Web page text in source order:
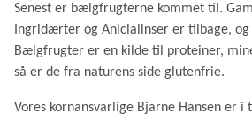
Senest er bælgfrugterne kommet til.
Ingridærter og Anicialinser er tilbage, og
Bælgfrugter er en kilde til proteiner,
så er de fra naturens side glutenfrie.
Vores kornansvarlige Bjarne Hansen er